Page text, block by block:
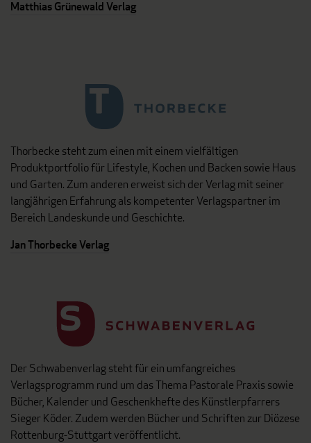
Matthias Grünewald Verlag
Thorbecke steht zum einen mit einem vielfältigen
Produktportfolio für Lifestyle, Kochen und Backen sowie Haus
und Garten. Zum anderen erweist sich der Verlag mit seiner
langjährigen Erfahrung als kompetenter Verlagspartner im
Bereich Landeskunde und Geschichte.
Jan Thorbecke Verlag
Der Schwabenverlag steht für ein umfangreiches
Verlagsprogramm rund um das Thema Pastorale Praxis sowie
Bücher, Kalender und Geschenkhefte des Künstlerpfarrers
Sieger Köder. Zudem werden Bücher und Schriften zur Diözese
Rottenburg-Stuttgart veröffentlicht.